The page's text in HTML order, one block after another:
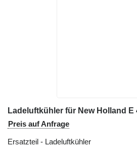
Ladeluftkühler für New Holland E
Preis auf Anfrage
Ersatzteil - Ladeluftkühler